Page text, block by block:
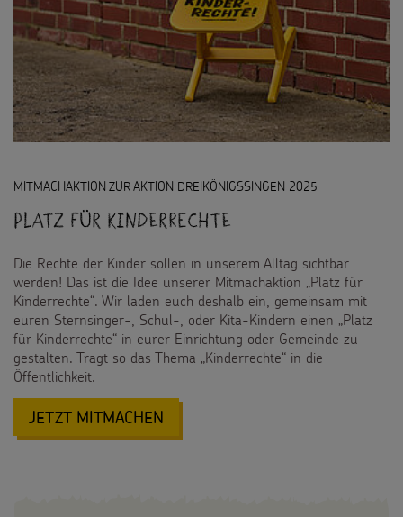
MITMACHAKTION ZUR AKTION DREIKÖNIGSSINGEN 2025
Platz für Kinderrechte
Die Rechte der Kinder sollen in unserem Alltag sichtbar
werden! Das ist die Idee unserer Mitmachaktion „Platz für
Kinderrechte“. Wir laden euch deshalb ein, gemeinsam mit
euren Sternsinger-, Schul-, oder Kita-Kindern einen „Platz
für Kinderrechte“ in eurer Einrichtung oder Gemeinde zu
gestalten. Tragt so das Thema „Kinderrechte“ in die
Öffentlichkeit.
JETZT MITMACHEN
PLATZ